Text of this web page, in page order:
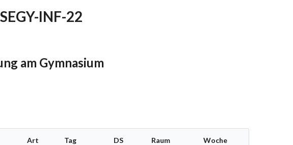
INF-22
am Gymnasium
Art Tag DS Raum Woche